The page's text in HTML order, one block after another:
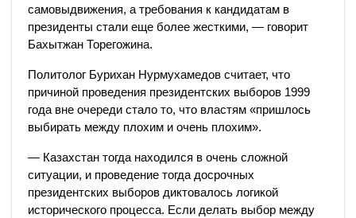
самовыдвижения, а требования к кандидатам в
президенты стали еще более жесткими, — говорит
Бахытжан Торегожина.
Политолог Бурихан Нурмухамедов считает, что
причиной проведения президентских выборов 1999
года вне очереди стало то, что властям «пришлось
выбирать между плохим и очень плохим».
— Казахстан тогда находился в очень сложной
ситуации, и проведение тогда досрочных
президентских выборов диктовалось логикой
исторического процесса. Если делать выбор между